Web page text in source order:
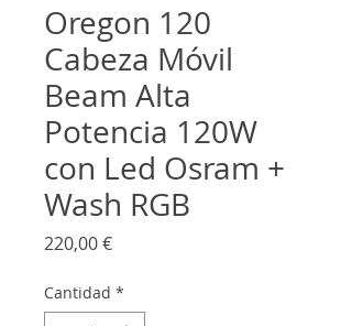
Oregon 120
Cabeza Móvil
Beam Alta
Potencia 120W
con Led Osram +
Wash RGB
220,00 €Precio
Cantidad *